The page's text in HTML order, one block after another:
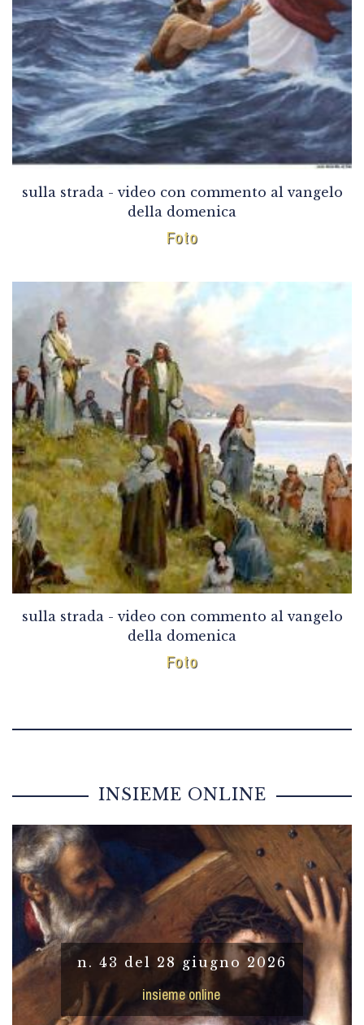
sulla strada - video con commento al vangelo
della domenica
Foto
sulla strada - video con commento al vangelo
della domenica
Foto
INSIEME ONLINE
n. 43 del 28 giugno 2026
insieme online